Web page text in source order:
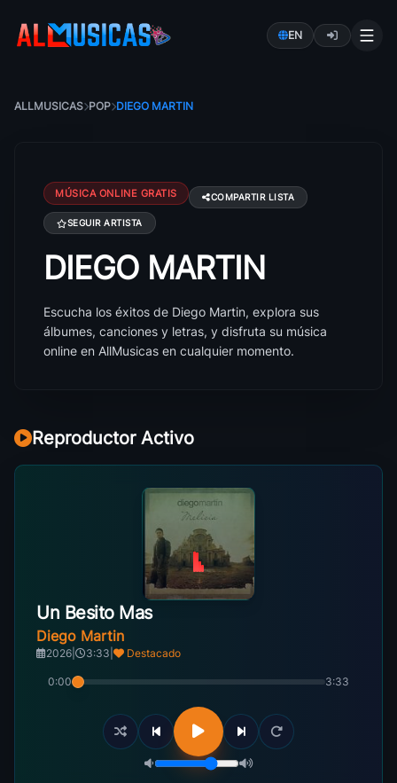
EN
ALLMUSICAS POP DIEGO MARTIN
MÚSICA ONLINE GRATIS COMPARTIR LISTA
SEGUIR ARTISTA
Canciones de Diego Martin: éxitos, álbumes y letras
DIEGO MARTIN
Escucha los éxitos de Diego Martin, explora sus
álbumes, canciones y letras, y disfruta su música
online en AllMusicas en cualquier momento.
Reproductor Activo
Un Besito Mas
Diego Martin
2026 3:33 Destacado
0:00 3:33